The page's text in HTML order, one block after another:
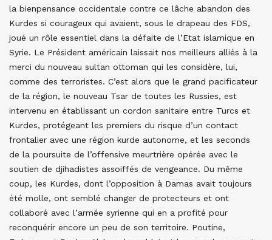
la bienpensance occidentale contre ce lâche abandon des
Kurdes si courageux qui avaient, sous le drapeau des FDS,
joué un rôle essentiel dans la défaite de l’Etat islamique en
Syrie. Le Président américain laissait nos meilleurs alliés à la
merci du nouveau sultan ottoman qui les considère, lui,
comme des terroristes. C’est alors que le grand pacificateur
de la région, le nouveau Tsar de toutes les Russies, est
intervenu en établissant un cordon sanitaire entre Turcs et
Kurdes, protégeant les premiers du risque d’un contact
frontalier avec une région kurde autonome, et les seconds
de la poursuite de l’offensive meurtrière opérée avec le
soutien de djihadistes assoiffés de vengeance. Du même
coup, les Kurdes, dont l’opposition à Damas avait toujours
été molle, ont semblé changer de protecteurs et ont
collaboré avec l’armée syrienne qui en a profité pour
reconquérir encore un peu de son territoire. Poutine,